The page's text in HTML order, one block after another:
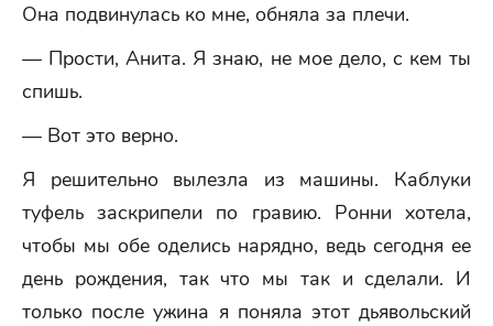
Она подвинулась ко мне, обняла за плечи.
— Прости, Анита. Я знаю, не мое дело, с кем ты
спишь.
— Вот это верно.
Я решительно вылезла из машины. Каблуки
туфель заскрипели по гравию. Ронни хотела,
чтобы мы обе оделись нарядно, ведь сегодня ее
день рождения, так что мы так и сделали. И
только после ужина я поняла этот дьявольский